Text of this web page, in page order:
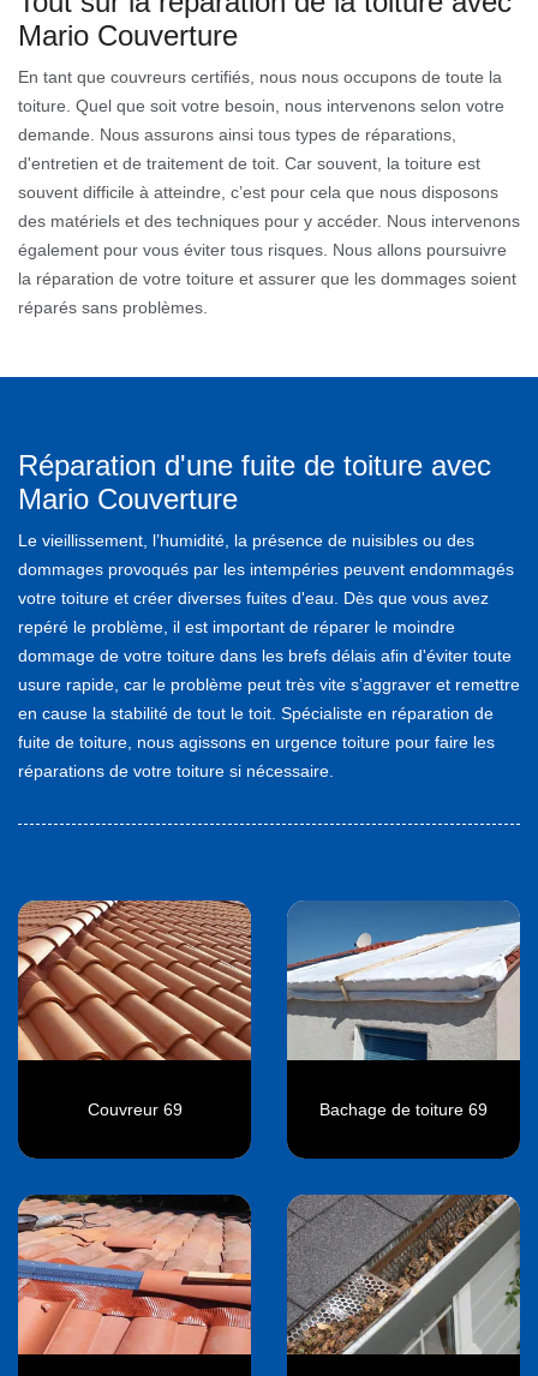
Mario Couverture
En tant que couvreurs certifiés, nous nous occupons de toute la
toiture. Quel que soit votre besoin, nous intervenons selon votre
demande. Nous assurons ainsi tous types de réparations,
d'entretien et de traitement de toit. Car souvent, la toiture est
souvent difficile à atteindre, c’est pour cela que nous disposons
des matériels et des techniques pour y accéder. Nous intervenons
également pour vous éviter tous risques. Nous allons poursuivre
la réparation de votre toiture et assurer que les dommages soient
réparés sans problèmes.
Réparation d'une fuite de toiture avec
Mario Couverture
Le vieillissement, l’humidité, la présence de nuisibles ou des
dommages provoqués par les intempéries peuvent endommagés
votre toiture et créer diverses fuites d'eau. Dès que vous avez
repéré le problème, il est important de réparer le moindre
dommage de votre toiture dans les brefs délais afin d'éviter toute
usure rapide, car le problème peut très vite s’aggraver et remettre
en cause la stabilité de tout le toit. Spécialiste en réparation de
fuite de toiture, nous agissons en urgence toiture pour faire les
réparations de votre toiture si nécessaire.
Couvreur 69 Bachage de toiture 69